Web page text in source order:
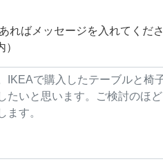
ればメッセージを入れてくだ